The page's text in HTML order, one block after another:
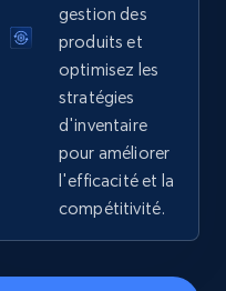
Commencer
by shop url
Currency, Initial
and more.
gestion des
produits et
optimisez les
stratégies
d'inventaire
pour améliorer
l'efficacité et la
compétitivité.